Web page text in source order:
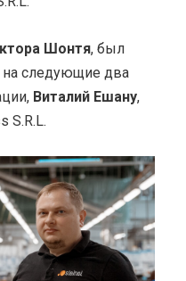
Шонтя, был
на следующие два
Виталий Ешану,
S.R.L.